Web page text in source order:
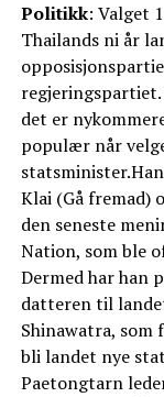
Politikk: Valget
Thailands ni år
regjeringspartiet.
det er
populær når
Klai (Gå fremad)
den seneste
Nation, som ble
Dermed har han
datteren til
Shinawatra,
bli landet nye
Paetongtarn